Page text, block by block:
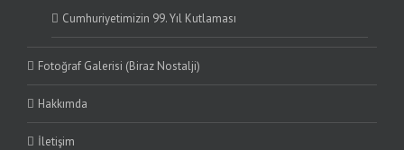
Cumhuriyetimizin 99. Yıl Kutlaması
Fotoğraf Galerisi (Biraz Nostalji)
Hakkımda
İletişim